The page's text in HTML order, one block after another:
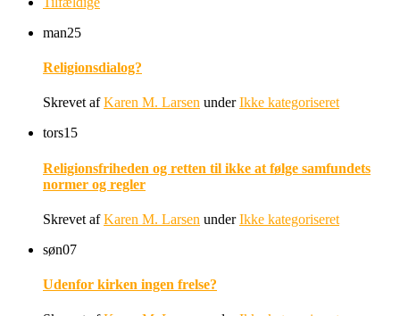
man25
Religionsdialog?
Skrevet afKaren M. Larsen underIkke kategoriseret
tors15
Religionsfriheden og retten til ikke at følge samfundets
normer og regler
Skrevet afKaren M. Larsen underIkke kategoriseret
søn07
Udenfor kirken ingen frelse?